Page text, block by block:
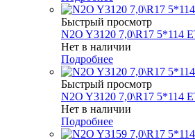
Быстрый просмотр
N2O Y3120 7,0\R17 5*114
Нет в наличии
Подробнее
Быстрый просмотр
N2O Y3120 7,0\R17 5*114
Нет в наличии
Подробнее